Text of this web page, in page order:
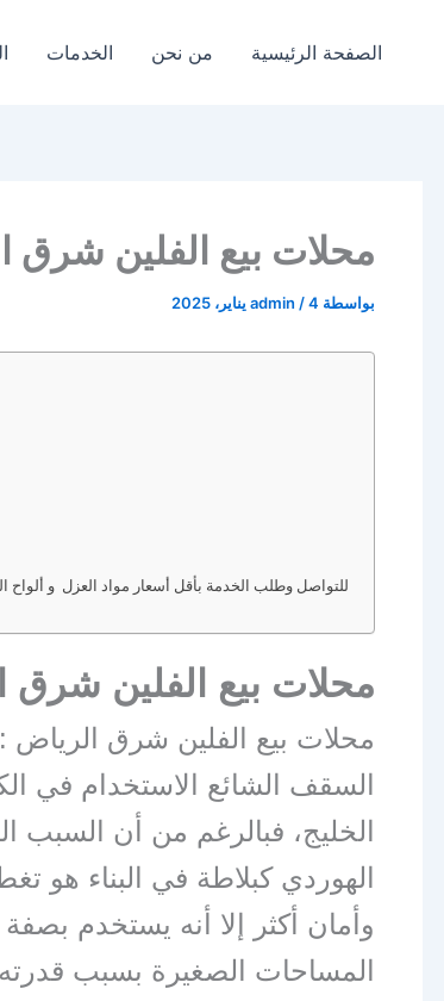
الصفحة الرئيسية من نحن الخدمات
محلات بيع الفلين شرق
بواسطة admin /4 يناير، 2025
للتواصل وطلب الخدمة بأقل أسعار مواد العزل و ألواح
محلات بيع الفلين شرق
محلات بيع الفلين شرق
السقف الشائع الاستخدام في
الخليج، فبالرغم من أن
الهوردي كبلاطة في البناء هو
وأمان أكثر إلا أنه يستخدم
المساحات الصغيرة بسبب